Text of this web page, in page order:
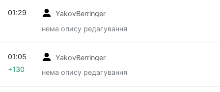
YakovBerringer
нема опису редагування
01:29
YakovBerringer
нема опису редагування
01:05
+130